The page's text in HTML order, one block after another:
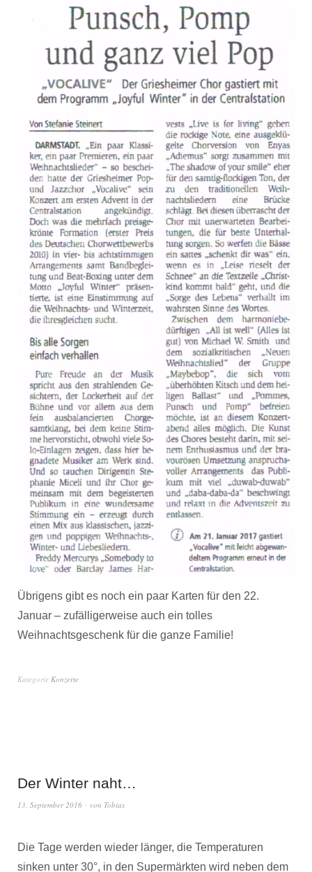
Übrigens gibt es noch ein paar Karten für den 22.
Januar – zufälligerweise auch ein tolles
Weihnachtsgeschenk für die ganze Familie!
Kategorie Konzerte
Der Winter naht…
13. September 2016 von Tobias
Die Tage werden wieder länger, die Temperaturen
sinken unter 30°, in den Supermärkten wird neben dem